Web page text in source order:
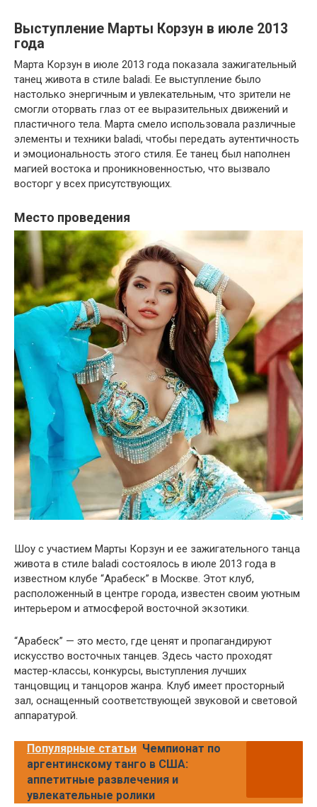
Выступление Марты Корзун в июле 2013
года
Марта Корзун в июле 2013 года показала зажигательный
танец живота в стиле baladi. Ее выступление было
настолько энергичным и увлекательным, что зрители не
смогли оторвать глаз от ее выразительных движений и
пластичного тела. Марта смело использовала различные
элементы и техники baladi, чтобы передать аутентичность
и эмоциональность этого стиля. Ее танец был наполнен
магией востока и проникновенностью, что вызвало
восторг у всех присутствующих.
Место проведения
Шоу с участием Марты Корзун и ее зажигательного танца
живота в стиле baladi состоялось в июле 2013 года в
известном клубе “Арабеск” в Москве. Этот клуб,
расположенный в центре города, известен своим уютным
интерьером и атмосферой восточной экзотики.
“Арабеск” — это место, где ценят и пропагандируют
искусство восточных танцев. Здесь часто проходят
мастер-классы, конкурсы, выступления лучших
танцовщиц и танцоров жанра. Клуб имеет просторный
зал, оснащенный соответствующей звуковой и световой
аппаратурой.
Популярные статьи Чемпионат по
аргентинскому танго в США:
аппетитные развлечения и
увлекательные ролики